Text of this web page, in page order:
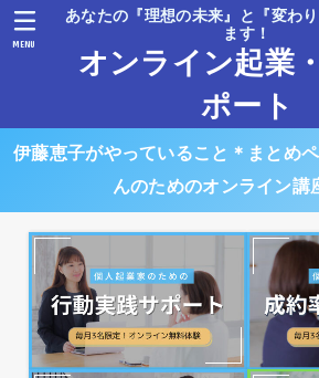
あなたの『理想の未来』と『変わ
ます！
オンライン起業
ポート
MENU
伊藤恵子がやっていること＊まとめ
んのためのオンライン講